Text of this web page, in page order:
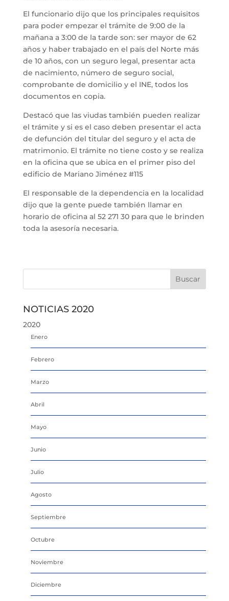
El funcionario dijo que los principales requisitos
para poder empezar el trámite de 9:00 de la
mañana a 3:00 de la tarde son: ser mayor de 62
años y haber trabajado en el país del Norte más
de 10 años, con un seguro legal, presentar acta
de nacimiento, número de seguro social,
comprobante de domicilio y el INE, todos los
documentos en copia.
Destacó que las viudas también pueden realizar
el trámite y si es el caso deben presentar el acta
de defunción del titular del seguro y el acta de
matrimonio. El trámite no tiene costo y se realiza
en la oficina que se ubica en el primer piso del
edificio de Mariano Jiménez #115
El responsable de la dependencia en la localidad
dijo que la gente puede también llamar en
horario de oficina al 52 271 30 para que le brinden
toda la asesoría necesaria.
NOTICIAS 2020
2020
Enero
Febrero
Marzo
Abril
Mayo
Junio
Julio
Agosto
Septiembre
Octubre
Noviembre
Diciembre